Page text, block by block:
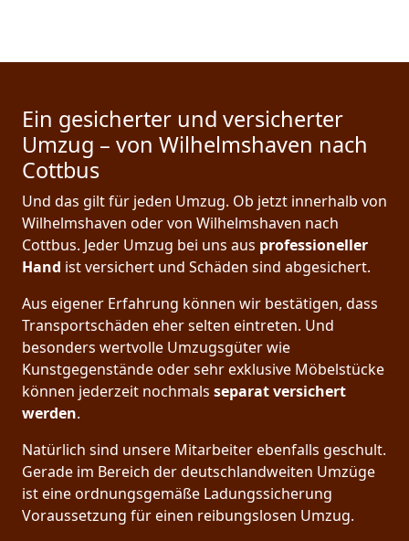
Ein gesicherter und versicherter
Umzug – von Wilhelmshaven nach
Cottbus
Und das gilt für jeden Umzug. Ob jetzt innerhalb von
Wilhelmshaven oder von Wilhelmshaven nach
Cottbus. Jeder Umzug bei uns aus professioneller
Hand ist versichert und Schäden sind abgesichert.
Aus eigener Erfahrung können wir bestätigen, dass
Transportschäden eher selten eintreten. Und
besonders wertvolle Umzugsgüter wie
Kunstgegenstände oder sehr exklusive Möbelstücke
können jederzeit nochmals separat versichert
werden.
Natürlich sind unsere Mitarbeiter ebenfalls geschult.
Gerade im Bereich der deutschlandweiten Umzüge
ist eine ordnungsgemäße Ladungssicherung
Voraussetzung für einen reibungslosen Umzug.